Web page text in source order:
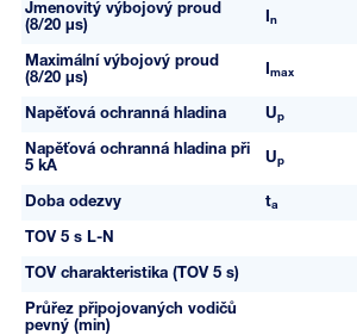
Jmenovitý výbojový proud
(8/20 µs)
n
Maximální výbojový proud
(8/20 µs)
max
Napěťová ochranná hladina Up
Napěťová ochranná hladina při
5 kA
Up
Doba odezvy ta
TOV 5 s L-N
TOV charakteristika (TOV 5 s)
Průřez připojovaných vodičů
pevný (min)